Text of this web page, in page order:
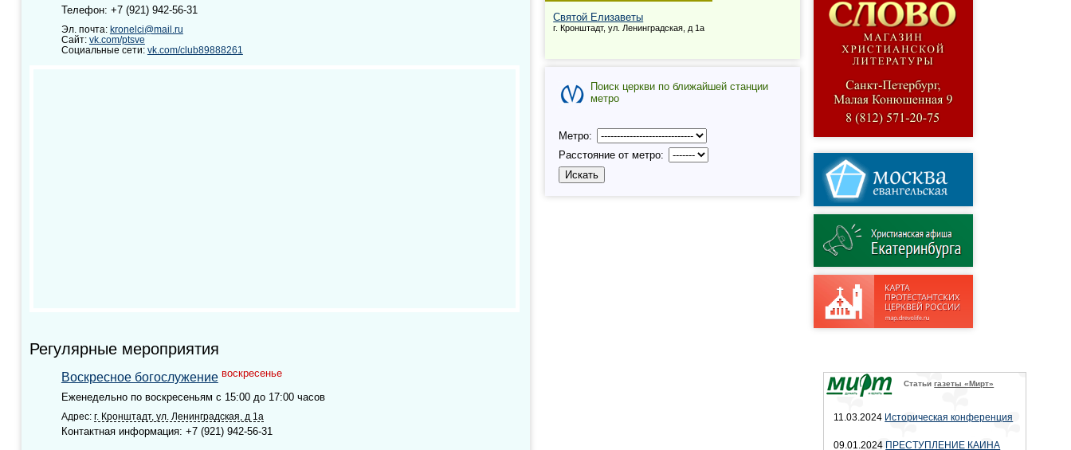
Телефон: +7 (921) 942-56-31
Эл. почта: kronelci@mail.ru
Сайт: vk.com/ptsve
Социальные сети: vk.com/club89888261
Регулярные мероприятия
Воскресное богослужение воскресенье
Еженедельно по воскресеньям с 15:00 до 17:00 часов
Адрес: г. Кронштадт, ул. Ленинградская, д 1а
Контактная информация: +7 (921) 942-56-31
Святой Елизаветы
г. Кронштадт, ул. Ленинградская, д 1а
Поиск церкви по ближайшей станции
метро
Метро:
Расстояние от метро:
Статьигазеты «Мирт»
11.03.2024 Историческая конференция
09.01.2024 ПРЕСТУПЛЕНИЕ КАИНА